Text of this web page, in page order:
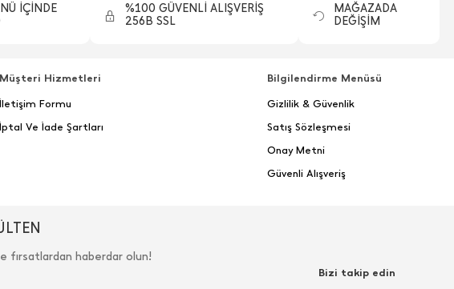
İÇİNDE
%100 GÜVENLİ ALIŞVERİŞ
256B SSL
MAĞAZADA
DEĞİŞİM
Müşteri Hizmetleri
İletişim Formu
İptal Ve İade Şartları
Bilgilendirme Menüsü
Gizlilik & Güvenlik
Satış Sözleşmesi
Onay Metni
Güvenli Alışveriş
fırsatlardan haberdar olun!
Bizi takip edin